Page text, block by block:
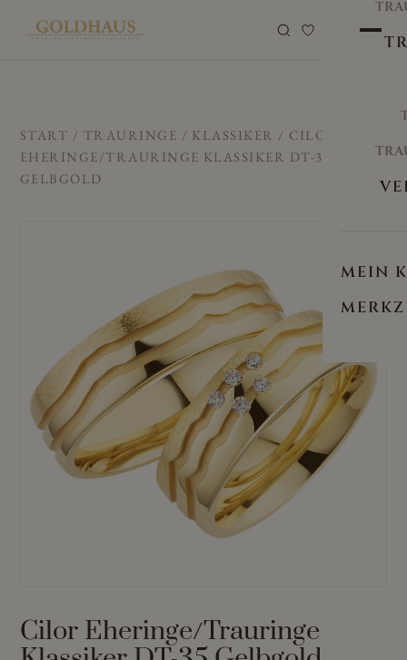
MEIN
START / TRAURINGE / KLASSIKER / CILOR
EHERINGE/TRAURINGE KLASSIKER DT-35
GELBGOLD
Cilor Eheringe/Trauringe